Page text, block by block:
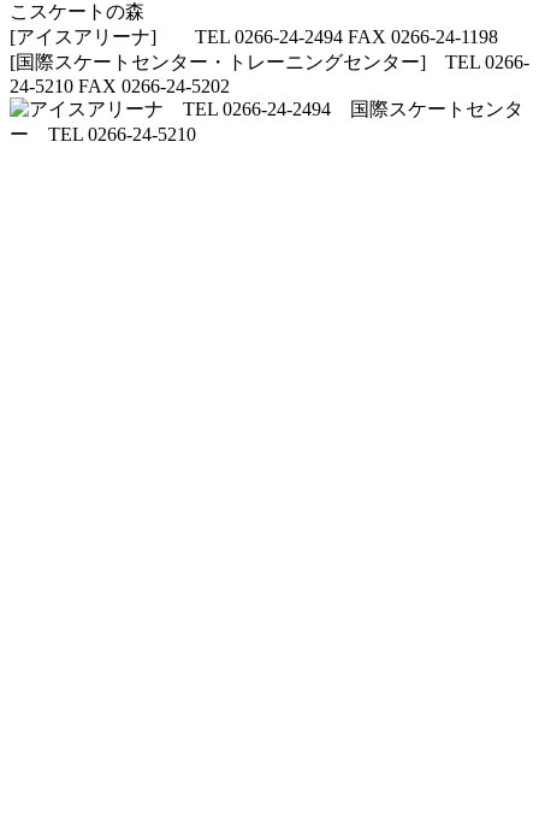
こスケートの森
[アイスアリーナ] TEL 0266-24-2494 FAX 0266-24-1198
[国際スケートセンター・トレーニングセンター] TEL 0266-
24-5210 FAX 0266-24-5202